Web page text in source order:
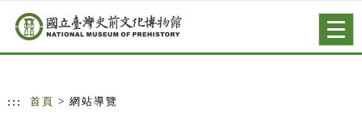
跳到主要內容
網站導覽
::: 首頁 > 網站導覽